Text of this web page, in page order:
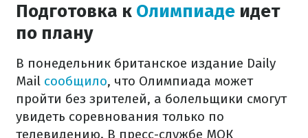
Подготовка к Олимпиаде идет
по плану
В понедельник британское издание Daily
Mail сообщило, что Олимпиада может
пройти без зрителей, а болельщики смогут
увидеть соревнования только по
телевидению. В пресс-службе МОК